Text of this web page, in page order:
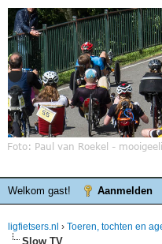
Welkom gast! Aanmelden
ligfietsers.nl › Toeren, tochten en
Slow TV